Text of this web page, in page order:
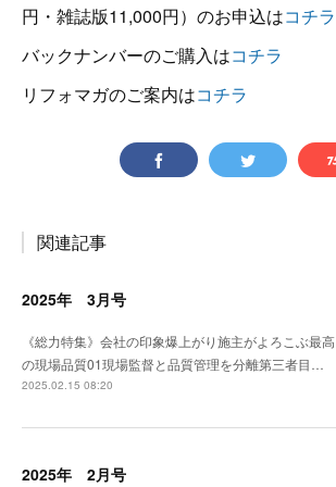
円・雑誌版11,000円）のお申込はコチラ
バックナンバーのご購入はコチラ
リフォマガのご案内はコチラ
関連記事
2025年 3月号
《総力特集》会社の印象爆上がり施主がよろこぶ最高
の現場品質01現場監督と品質管理を分離第三者目…
2025.02.15 08:20
2025年 2月号